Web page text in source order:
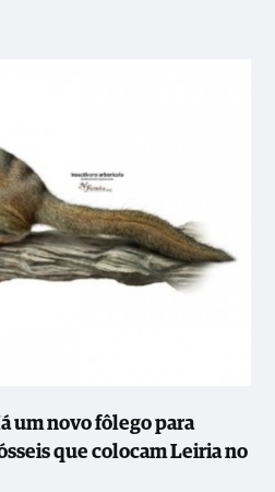
um novo fôlego para
que colocam Leiria no